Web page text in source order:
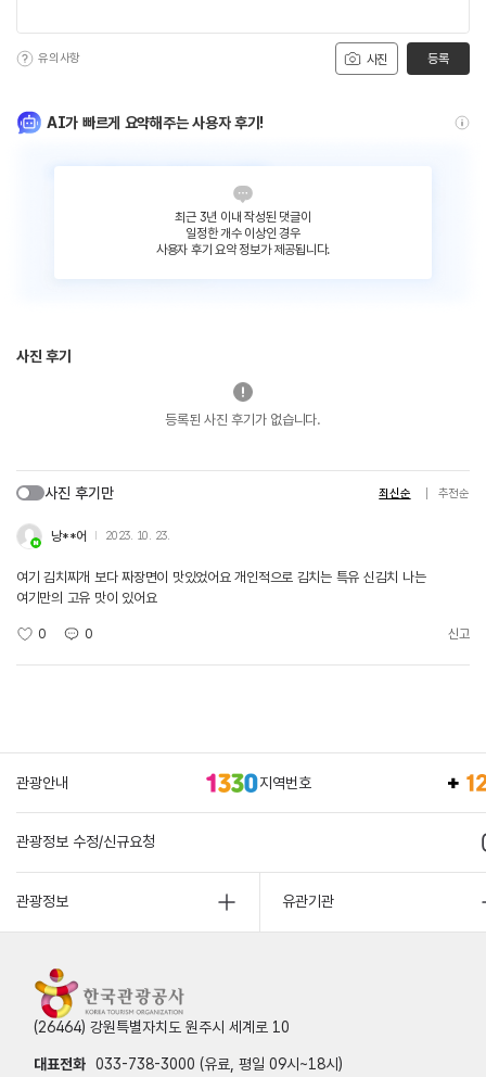
사진
유의사항 등록
AI가 빠르게 요약해주는 사용자 후기!
최근 3년 이내 작성된 댓글이
일정한 개수 이상인 경우
사용자 후기 요약 정보가 제공됩니다.
사진 후기
등록된 사진 후기가 없습니다.
사진 후기만 최신순 추천순
낭**어 2023. 10. 23.
여기 김치찌개 보다 짜장면이 맛있었어요 개인적으로 김치는 특유 신김치 나는
여기만의 고유 맛이 있어요
0 0 신고
관광안내 지역번호
관광정보 수정/신규요청
관광정보 유관기관
(26464) 강원특별자치도 원주시 세계로 10
대표전화 033-738-3000 (유료, 평일 09시~18시)